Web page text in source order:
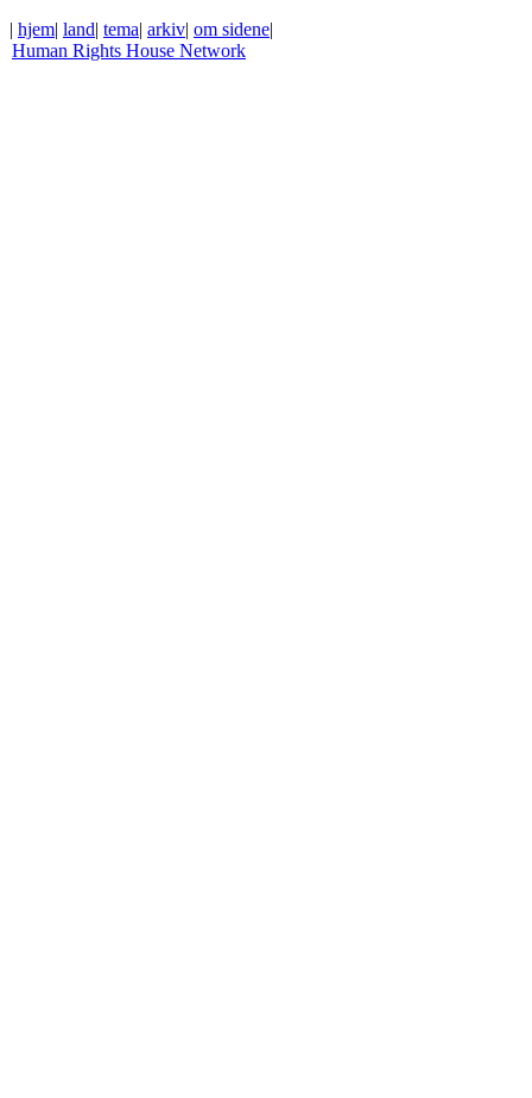
| hjem| land| tema| arkiv| om sidene|
Human Rights House Network